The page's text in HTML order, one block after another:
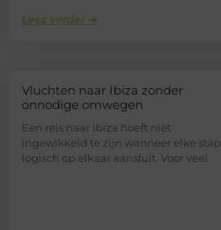
Lees verder ➜
Vluchten naar Ibiza zonder
onnodige omwegen
Een reis naar Ibiza hoeft niet
ingewikkeld te zijn wanneer elke stap
logisch op elkaar aansluit. Voor veel